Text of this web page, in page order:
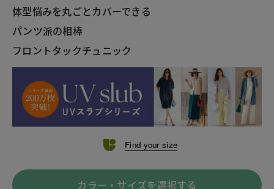
体型悩みを丸ごとカバーできる
パンツ派の相棒
フロントタックチュニック
Find your size
カラー・サイズを選択する
LINE X